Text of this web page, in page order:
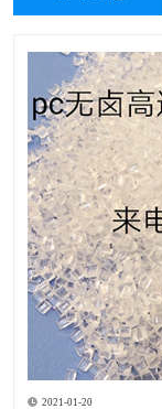
2021-01-20